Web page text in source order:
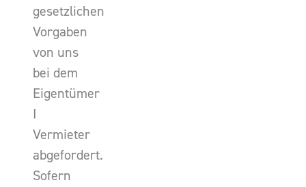
gesetzlichen
Vorgaben
von uns
bei dem
Eigentümer
I
Vermieter
abgefordert.
Sofern